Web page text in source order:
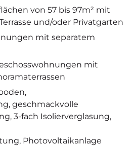
von 57 bis 97m² mit
und/oder Privatgarten
mit separatem
mit
geschmackvolle
3-fach Isolierverglasung,
Photovoltaikanlage